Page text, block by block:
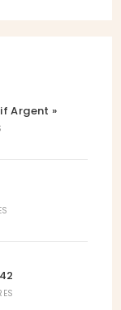
Argent »